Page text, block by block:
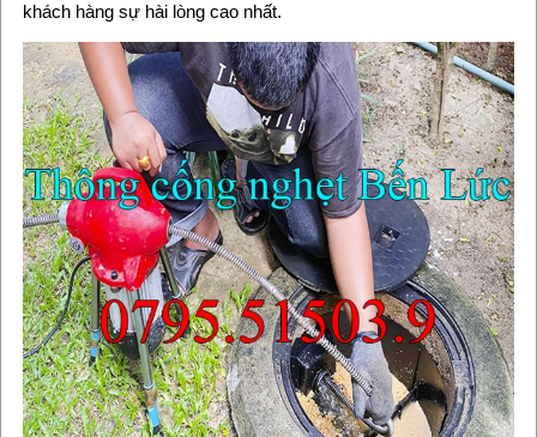
khách hàng sự hài lòng cao nhất.